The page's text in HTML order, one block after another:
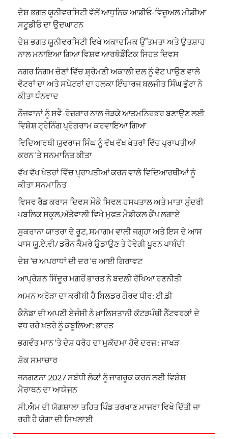
ਦੇਸ਼ ਭਗਤ ਯੂਨੀਵਰਸਿਟੀ ਵੱਲੋਂ ਆਧੁਨਿਕ ਆਡੀਓ-ਵਿਜ਼ੂਅਲ ਮੀਡੀਆ
ਸਟੂਡੀਓ ਦਾ ਉਦਘਾਟਨ
ਦੇਸ਼ ਭਗਤ ਯੂਨੀਵਰਸਿਟੀ ਵਿਖੇ ਅਕਾਦਮਿਕ ਉੱਤਮਤਾ ਅਤੇ ਉਤਸ਼ਾਹ
ਨਾਲ ਮਨਾਇਆ ਗਿਆ ਵਿਸ਼ਵ ਆਰਥੋਡੌਂਟਿਕ ਸਿਹਤ ਦਿਵਸ
ਨਗਰ ਨਿਗਮ ਚੋਣਾਂ ਵਿੱਚ ਸ਼੍ਰੋਮਣੀ ਅਕਾਲੀ ਦਲ ਨੂੰ ਵੋਟ ਪਾਉਣ ਵਾਲੇ
ਵੋਟਰਾਂ ਦਾ ਅਤੇ ਸਪੋਟਰਾਂ ਦਾ ਹਲਕਾ ਇੰਚਾਰਜ ਬਲਜੀਤ ਸਿੰਘ ਭੁੱਟਾ ਨੇ
ਕੀਤਾ ਧੰਨਵਾਦ
ਨੌਜਵਾਨਾਂ ਨੂੰ ਸਵੈ-ਰੋਜ਼ਗਾਰ ਨਾਲ ਜੋੜਕੇ ਆਤਮਨਿਰਭਰ ਬਣਾਉਣ ਲਈ
ਵਿਸ਼ੇਸ਼ ਟ੍ਰੇਨਿੰਗ ਪ੍ਰੋਗਰਾਮ ਕਰਵਾਇਆ ਗਿਆ
ਵਿਦਿਆਰਥੀ ਯੁਵਰਾਜ ਸਿੰਘ ਨੂੰ ਵੱਖ ਵੱਖ ਖੇਤਰਾਂ ਵਿੱਚ ਪ੍ਰਾਪਤੀਆਂ
ਕਰਨ ‘ਤੇ ਸਨਮਾਨਿਤ ਕੀਤਾ
ਵੱਖ ਵੱਖ ਖੇਤਰਾਂ ਵਿੱਚ ਪ੍ਰਾਪਤੀਆਂ ਕਰਨ ਵਾਲੇ ਵਿਦਿਆਰਥੀਆਂ ਨੂੰ
ਕੀਤਾ ਸਨਮਾਨਿਤ
ਵਿਸਵ ਰੈਡ ਕਰਾਸ ਦਿਵਸ ਮੌਕੇ ਸਿਵਲ ਹਸਪਤਾਲ ਅਤੇ ਮਾਤਾ ਸੁੰਦਰੀ
ਪਬਲਿਕ ਸਕੂਲ,ਅੱਤੇਵਾਲੀ ਵਿਖੇ ਮੁਫਤ ਮੈਡੀਕਲ ਕੈਂਪ ਲਗਾਏ
ਸੁਕਰਾਨਾ ਯਾਤਰਾ ਦੇ ਰੂਟ, ਸਮਾਗਮ ਵਾਲੀ ਜਗ੍ਹਾ ਅਤੇ ਇਸ ਦੇ ਆਸ
ਪਾਸ ਯੂ.ਏ.ਵੀ/ ਡਰੌਨ ਕੈਮਰੇ ਉਡਾਉਣ ਤੇ ਹੋਵੇਗੀ ਪੂਰਨ ਪਾਬੰਦੀ
ਦੇਸ਼ ‘ਚ ਅਪਰਾਧਾਂ ਦੀ ਦਰ ‘ਚ ਆਈ ਗਿਰਾਵਟ
ਆਪ੍ਰੇਸ਼ਨ ਸਿੰਦੂਰ ਮਗਰੋਂ ਭਾਰਤ ਨੇ ਬਦਲੀ ਰੱਖਿਆ ਰਣਨੀਤੀ
ਅਮਨ ਅਰੋੜਾ ਦਾ ਕਰੀਬੀ ਹੈ ਬਿਲਡਰ ਗੌਰਵ ਧੀਰ: ਈ.ਡੀ
ਕੈਨੇਡਾ ਦੀ ਅਪਣੀ ਏਜੰਸੀ ਨੇ ਖ਼ਾਲਿਸਤਾਨੀ ਕੱਟੜਪੰਥੀ ਨੈੱਟਵਰਕਾਂ ਦੇ
ਵਧ ਰਹੇ ਖ਼ਤਰੇ ਨੂੰ ਕਬੂਲਿਆ: ਭਾਰਤ
ਭਗਵੰਤ ਮਾਨ ‘ਤੇ ਦੇਸ਼ ਧਰੋਹ ਦਾ ਮੁਕੱਦਮਾ ਹੋਵੇ ਦਰਜ : ਜਾਖੜ
ਸ਼ੋਕ ਸਮਾਚਾਰ
ਜਨਗਣਨਾ 2027 ਸਬੰਧੀ ਲੋਕਾਂ ਨੂੰ ਜਾਗਰੂਕ ਕਰਨ ਲਈ ਵਿਸ਼ੇਸ਼
ਮੈਰਾਥਨ ਦਾ ਆਯੋਜਨ
ਸੀ.ਐਮ ਦੀ ਯੋਗਸ਼ਾਲਾ ਤਹਿਤ ਪਿੰਡ ਤਰਖਾਣ ਮਾਜਰਾ ਵਿਖੇ ਦਿੱਤੀ ਜਾ
ਰਹੀ ਹੈ ਯੋਗਾ ਦੀ ਸਿਖਲਾਈ